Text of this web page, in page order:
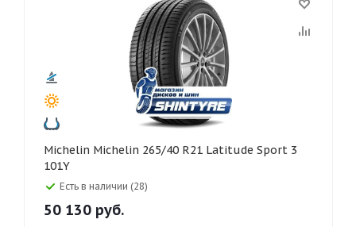
Michelin Michelin 265/40 R21 Latitude Sport 3
101Y
Есть в наличии (28)
50 130 руб.